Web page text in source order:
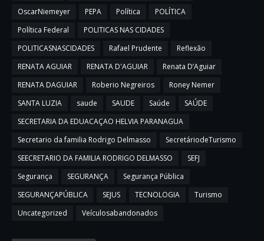
OscarNiemeyer
PEPA Política
POLÍTICA
Política Federal
POLITICAS NAS CIDADES
POLITICASNASCIDADES
Rafael Prudente
Reflexão
RENATA AGUIAR
RENATA D'AGUIAR
Renata D’Aguiar
RENATA DAGUIAR
Roberio Negreiros
Roney Nemer
SANTA LUZIA
saude SAUDE Saúde
SAÚDE
SECRETARIA DA EDUACAÇAO HELVIA PARANAGUA
Secretario da familia Rodrigo Delmasso
SecretáriodeTurismo
SEECRETARIO DA FAMILIA RODRIGO DELMASSO
SEFJ
Segurança
SEGURANÇA
Segurança Pública
SEGURANÇAPÚBLICA
SEJUS TECNOLOGIA
Turismo
Uncategorized
Veículosabandonados